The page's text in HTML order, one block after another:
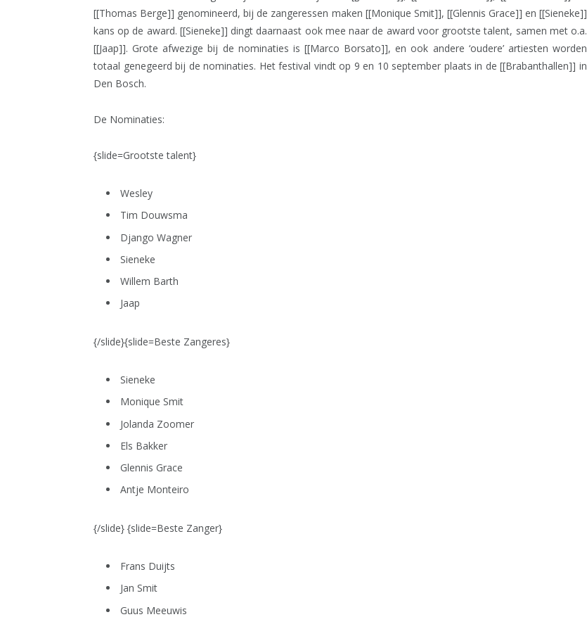
[[Thomas Berge]] genomineerd, bij de zangeressen maken [[Monique Smit]], [[Glennis Grace]] en [[Sieneke]]
kans op de award. [[Sieneke]] dingt daarnaast ook mee naar de award voor grootste talent, samen met o.a.
[[Jaap]]. Grote afwezige bij de nominaties is [[Marco Borsato]], en ook andere ‘oudere’ artiesten worden
totaal genegeerd bij de nominaties. Het festival vindt op 9 en 10 september plaats in de [[Brabanthallen]] in
Den Bosch.
De Nominaties:
{slide=Grootste talent}
Wesley
Tim Douwsma
Django Wagner
Sieneke
Willem Barth
Jaap
{/slide}{slide=Beste Zangeres}
Sieneke
Monique Smit
Jolanda Zoomer
Els Bakker
Glennis Grace
Antje Monteiro
{/slide} {slide=Beste Zanger}
Frans Duijts
Jan Smit
Guus Meeuwis